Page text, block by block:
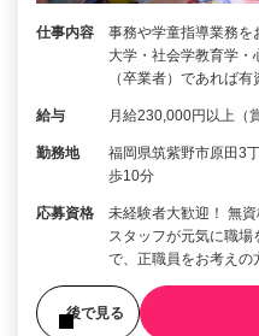
仕事内容
事務や学童指導業務を
大学・社会学教育学
（卒業者）であれば
給与 月給230,000円以上（
勤務地
福岡県筑紫野市原田3
歩10分
応募資格
未経験者大歓迎！ 無
スタッフが元気に職
で、正職員をお考え
後で見る